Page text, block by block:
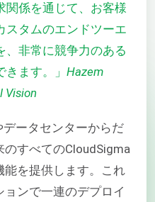
関係を通じて、お客様
スタムのエンドツーエ
、非常に競争力のある
ます。」 Hazem
Vision
データセンターからだ
すべてのCloudSigma
能を提供します。これ
ンで一連のデプロイ